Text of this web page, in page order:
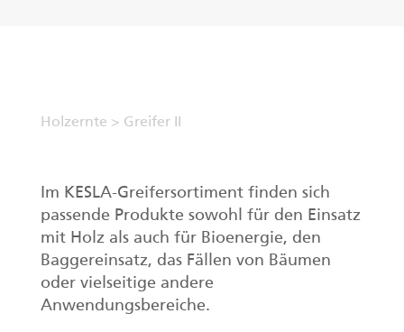
Impulsprozessor
Greifer I
Holzernte > Greifer II
Im KESLA-Greifersortiment finden sich
passende Produkte sowohl für den Einsatz
mit Holz als auch für Bioenergie, den
Baggereinsatz, das Fällen von Bäumen
oder vielseitige andere
Anwendungsbereiche.